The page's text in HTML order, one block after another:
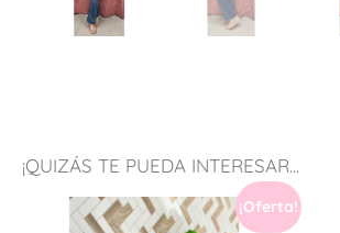
¡QUIZÁS TE PUEDA INTERESAR...
¡Oferta!